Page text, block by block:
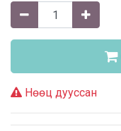
Нөөц дууссан